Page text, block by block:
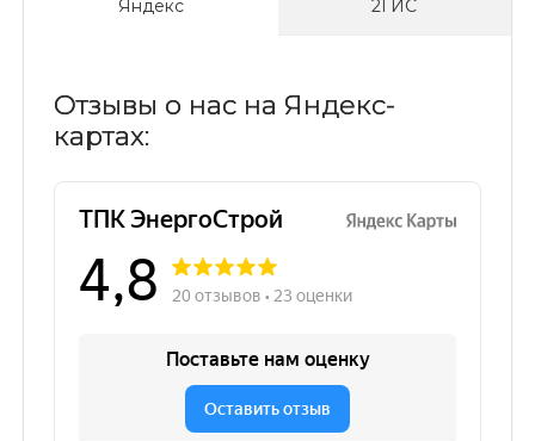
Яндекс 2ГИС
Отзывы о нас на Яндекс-
картах: